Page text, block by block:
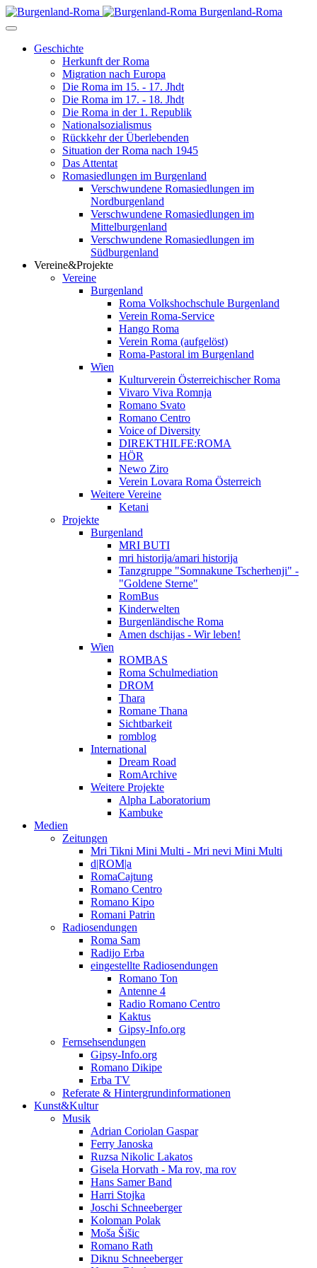
Burgenland-Roma
Geschichte
Herkunft der Roma
Migration nach Europa
Die Roma im 15. - 17. Jhdt
Die Roma im 17. - 18. Jhdt
Die Roma in der 1. Republik
Nationalsozialismus
Rückkehr der Überlebenden
Situation der Roma nach 1945
Das Attentat
Romasiedlungen im Burgenland
Verschwundene Romasiedlungen im
Nordburgenland
Verschwundene Romasiedlungen im
Mittelburgenland
Verschwundene Romasiedlungen im
Südburgenland
Vereine&Projekte
Vereine
Burgenland
Roma Volkshochschule Burgenland
Verein Roma-Service
Hango Roma
Verein Roma (aufgelöst)
Roma-Pastoral im Burgenland
Wien
Kulturverein Österreichischer Roma
Vivaro Viva Romnja
Romano Svato
Romano Centro
Voice of Diversity
DIREKTHILFE:ROMA
HÖR
Newo Ziro
Verein Lovara Roma Österreich
Weitere Vereine
Ketani
Projekte
Burgenland
MRI BUTI
mri historija/amari historija
Tanzgruppe "Somnakune Tscherhenji" -
"Goldene Sterne"
RomBus
Kinderwelten
Burgenländische Roma
Amen dschijas - Wir leben!
Wien
ROMBAS
Roma Schulmediation
DROM
Thara
Romane Thana
Sichtbarkeit
romblog
International
Dream Road
RomArchive
Weitere Projekte
Alpha Laboratorium
Kambuke
Medien
Zeitungen
Mri Tikni Mini Multi - Mri nevi Mini Multi
d|ROM|a
RomaCajtung
Romano Centro
Romano Kipo
Romani Patrin
Radiosendungen
Roma Sam
Radijo Erba
eingestellte Radiosendungen
Romano Ton
Antenne 4
Radio Romano Centro
Kaktus
Gipsy-Info.org
Fernsehsendungen
Gipsy-Info.org
Romano Dikipe
Erba TV
Referate & Hintergrundinformationen
Kunst&Kultur
Musik
Adrian Coriolan Gaspar
Ferry Janoska
Ruzsa Nikolic Lakatos
Gisela Horvath - Ma rov, ma rov
Hans Samer Band
Harri Stojka
Joschi Schneeberger
Koloman Polak
Moša Šišic
Romano Rath
Diknu Schneeberger